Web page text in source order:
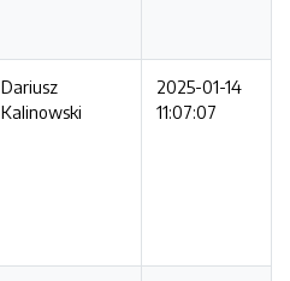
Dariusz
Kalinowski
2025-01-14
11:07:07